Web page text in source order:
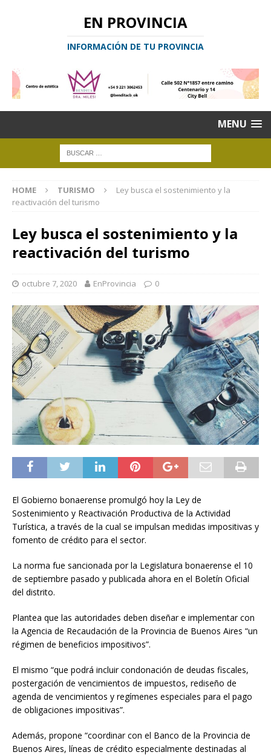
EN PROVINCIA
INFORMACIÓN DE TU PROVINCIA
MENU
HOME TURISMO
Ley busca el sostenimiento y la
reactivación del turismo
Ley busca el sostenimiento y la
reactivación del turismo
octubre 7, 2020 EnProvincia 0
El Gobierno bonaerense promulgó hoy la Ley de
Sostenimiento y Reactivación Productiva de la Actividad
Turística, a través de la cual se impulsan medidas impositivas y
fomento de crédito para el sector.
La norma fue sancionada por la Legislatura bonaerense el 10
de septiembre pasado y publicada ahora en el Boletín Oficial
del distrito.
Plantea que las autoridades deben diseñar e implementar con
la Agencia de Recaudación de la Provincia de Buenos Aires “un
régimen de beneficios impositivos”.
El mismo “que podrá incluir condonación de deudas fiscales,
postergación de vencimientos de impuestos, rediseño de
agenda de vencimientos y regímenes especiales para el pago
de obligaciones impositivas”.
Además, propone “coordinar con el Banco de la Provincia de
Buenos Aires, líneas de crédito especialmente destinadas al